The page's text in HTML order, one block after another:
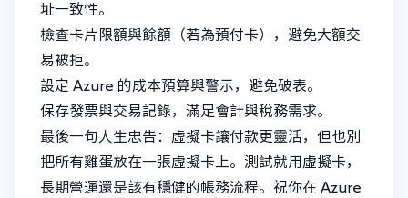
址一致性。
檢查卡片限額與餘額（若為預付卡），避免大額交
易被拒。
設定 Azure 的成本預算與警示，避免破表。
保存發票與交易記錄，滿足會計與稅務需求。
最後一句人生忠告：虛擬卡讓付款更靈活，但也別
把所有雞蛋放在一張虛擬卡上。測試就用虛擬卡，
長期營運還是該有穩健的帳務流程。祝你在 Azure